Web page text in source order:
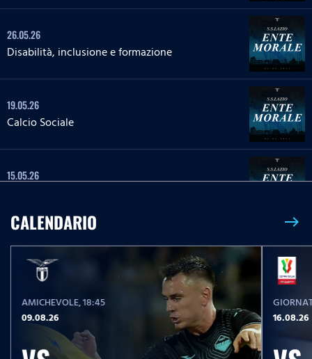
26.05.26
Disabilità, inclusione e formazione
19.05.26
Calcio Sociale
15.05.26
Impegno sociale Parma, Hamrun Spartans,
Guidonia Montecelio
05.05.26
Spettro autistico
CALENDARIO east
AMICHEVOLE, 18:45
09.08.26
16.08.26